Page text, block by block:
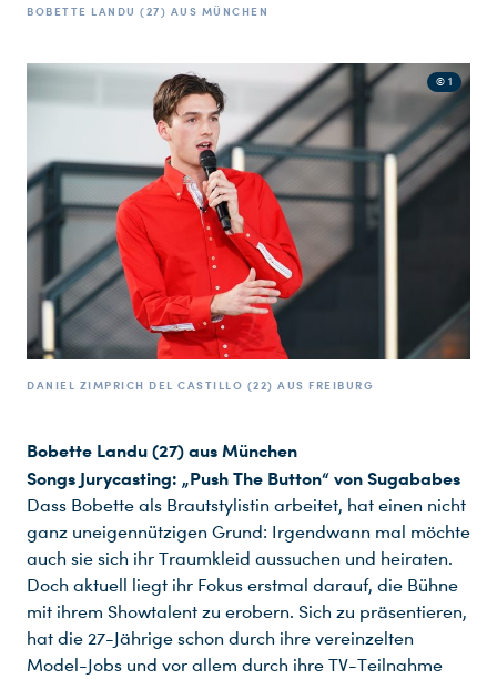
BOBETTE LANDU (27) AUS MÜNCHEN
© 1
DANIEL ZIMPRICH DEL CASTILLO (22) AUS FREIBURG
Bobette Landu (27) aus München
Songs Jurycasting: „Push The Button“ von Sugababes
Dass Bobette als Brautstylistin arbeitet, hat einen nicht
ganz uneigennützigen Grund: Irgendwann mal möchte
auch sie sich ihr Traumkleid aussuchen und heiraten.
Doch aktuell liegt ihr Fokus erstmal darauf, die Bühne
mit ihrem Showtalent zu erobern. Sich zu präsentieren,
hat die 27-Jährige schon durch ihre vereinzelten
Model-Jobs und vor allem durch ihre TV-Teilnahme